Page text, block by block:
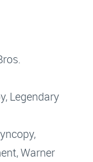
Legendary
Warner